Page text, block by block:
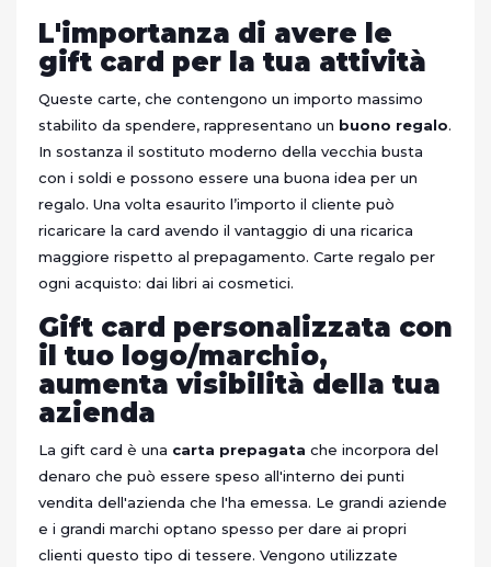
L'importanza di avere le
gift card per la tua attività
Queste carte, che contengono un importo massimo
stabilito da spendere, rappresentano un buono regalo.
In sostanza il sostituto moderno della vecchia busta
con i soldi e possono essere una buona idea per un
regalo. Una volta esaurito l’importo il cliente può
ricaricare la card avendo il vantaggio di una ricarica
maggiore rispetto al prepagamento. Carte regalo per
ogni acquisto: dai libri ai cosmetici.
Gift card personalizzata con
il tuo logo/marchio,
aumenta visibilità della tua
azienda
La gift card è una carta prepagata che incorpora del
denaro che può essere speso all'interno dei punti
vendita dell'azienda che l'ha emessa. Le grandi aziende
e i grandi marchi optano spesso per dare ai propri
clienti questo tipo di tessere. Vengono utilizzate